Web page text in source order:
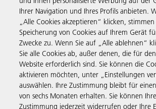
Produkte & Services
Support & Kontakt
Weiterführende
Ihrer Navigation und Ihres Profils anbieten.
„Alle Cookies akzeptieren“ klicken, stimmen
Speicherung von Cookies auf Ihrem Gerät
Zwecke zu. Wenn Sie auf „Alle ablehnen“
Sie alle Cookies ab, außer denen, die für
Website erforderlich sind. Sie können die
aktivieren möchten, unter „Einstellungen
auswählen. Ihre Zustimmung bleibt für
von sechs Monaten erhalten. Sie können Ihre
Zustimmung jederzeit widerrufen oder Ihre